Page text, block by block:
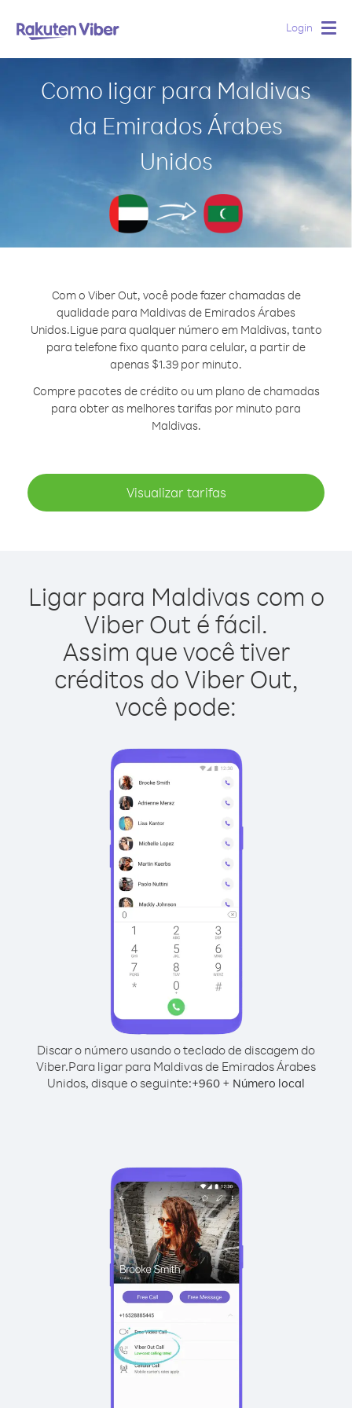
Login
Como ligar para Maldivas
da Emirados Árabes
Unidos
Com o Viber Out, você pode fazer chamadas de
qualidade para Maldivas de Emirados Árabes
Unidos.Ligue para qualquer número em Maldivas, tanto
para telefone fixo quanto para celular, a partir de
apenas $1.39 por minuto.
Compre pacotes de crédito ou um plano de chamadas
para obter as melhores tarifas por minuto para
Maldivas.
Visualizar tarifas
Ligar para Maldivas com o
Viber Out é fácil.
Assim que você tiver
créditos do Viber Out,
você pode:
Discar o número usando o teclado de discagem do
Viber.Para ligar para Maldivas de Emirados Árabes
Unidos, disque o seguinte:+960 + Número local